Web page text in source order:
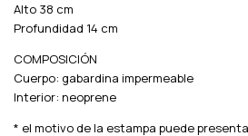
Alto 38 cm
Profundidad 14 cm
COMPOSICIÓN
Cuerpo: gabardina impermeable
Interior: neoprene
* el motivo de la estampa puede